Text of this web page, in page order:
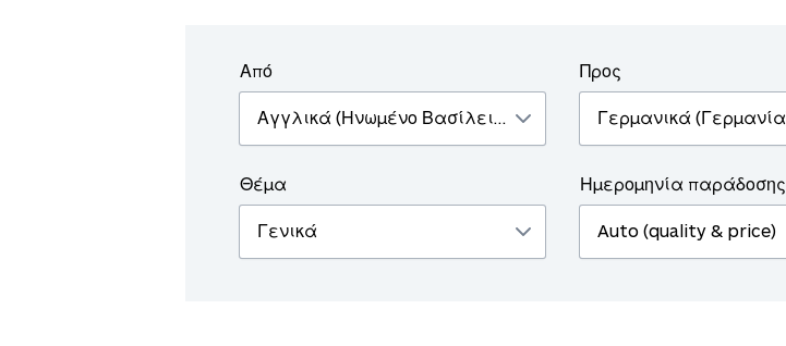
Από Προς
Θέμα Ημερομηνία παράδοσης